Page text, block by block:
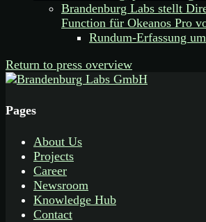
Brandenburg Labs stellt
Function für Okeanos Pro
Rundum-Erfassung
Return to press overview
Pages
About Us
Projects
Career
Newsroom
Knowledge Hub
Contact